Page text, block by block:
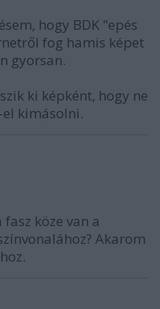
hogy BDK "epés
fog hamis képet
gyorsan.
ki képként, hogy ne
el kimásolni.
köze van a
Akarom